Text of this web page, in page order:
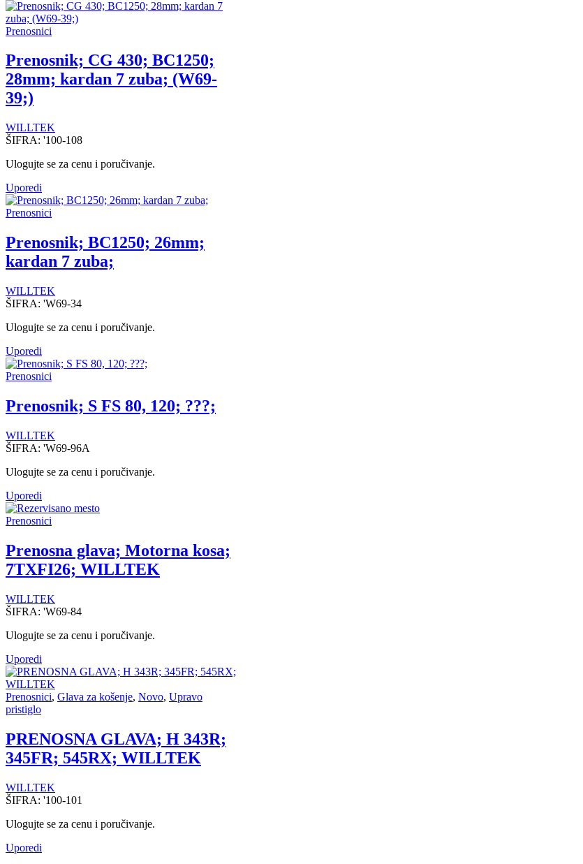
Prenosnici
Prenosnik; CG 430; BC1250;
28mm; kardan 7 zuba; (W69-
39;)
WILLTEK
ŠIFRA: '100-108
Ulogujte se za cenu i poručivanje.
Uporedi
Prenosnici
Prenosnik; BC1250; 26mm;
kardan 7 zuba;
WILLTEK
ŠIFRA: 'W69-34
Ulogujte se za cenu i poručivanje.
Uporedi
Prenosnici
Prenosnik; S FS 80, 120; ???;
WILLTEK
ŠIFRA: 'W69-96A
Ulogujte se za cenu i poručivanje.
Uporedi
Prenosnici
Prenosna glava; Motorna kosa;
7TXFI26; WILLTEK
WILLTEK
ŠIFRA: 'W69-84
Ulogujte se za cenu i poručivanje.
Uporedi
Prenosnici, Glava za košenje, Novo, Upravo
pristiglo
PRENOSNA GLAVA; H 343R;
345FR; 545RX; WILLTEK
WILLTEK
ŠIFRA: '100-101
Ulogujte se za cenu i poručivanje.
Uporedi